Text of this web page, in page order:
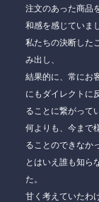
注文のあった商品
和感を感じていま
私たちの決断した
み出し、
結果的に、常にお
にもダイレクトに
ることに繋がって
何よりも、今まで
ることのできなか
とはいえ誰も知ら
た。
甘く考えていたわ